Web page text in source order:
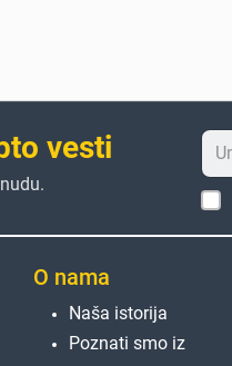
vesti
O nama
Naša istorija
Poznati smo iz